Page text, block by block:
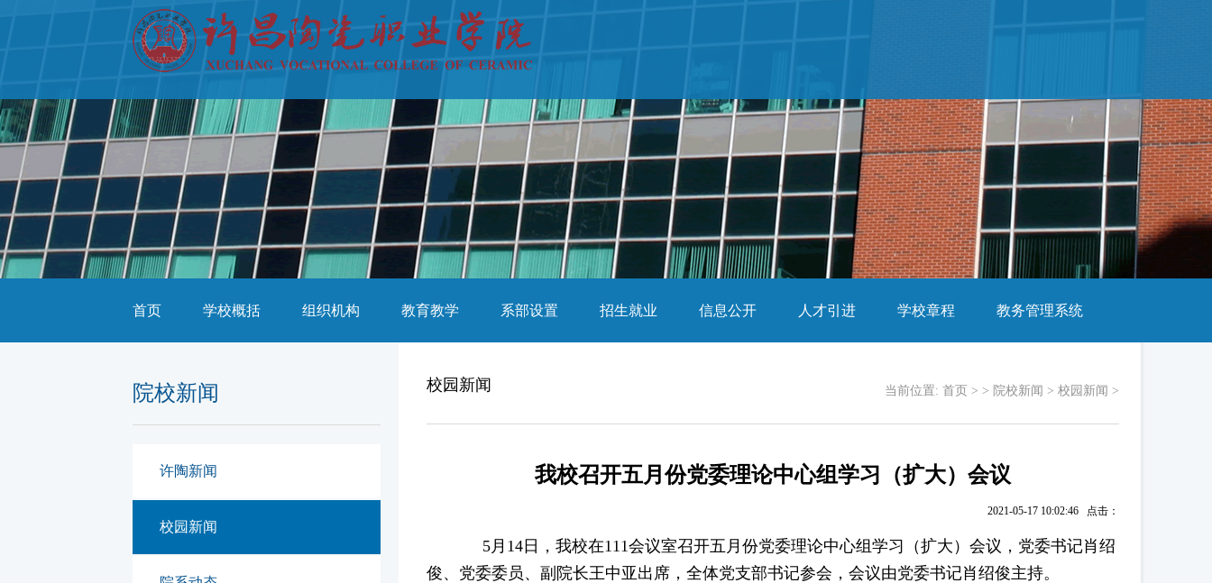
首页 学校概括 组织机构 教育教学 系部设置 招生就业 信息公开 人才引进 学校章程 教务管理系统
院校新闻
许陶新闻
校园新闻
校园新闻 当前位置: 首页 > > 院校新闻 > 校园新闻 >
我校召开五月份党委理论中心组学习（扩大）会议
2021-05-17 10:02:46 点击：
5月14日，我校在111会议室召开五月份党委理论中心组学习（扩大）会议，党委书记肖绍
俊、党委委员、副院长王中亚出席，全体党支部书记参会，会议由党委书记肖绍俊主持。